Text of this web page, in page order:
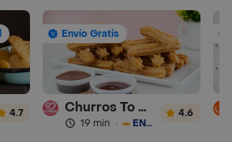
4.7
Envío Gratis
Churros To Go
19 min · ENVÍO GRATIS
4.6